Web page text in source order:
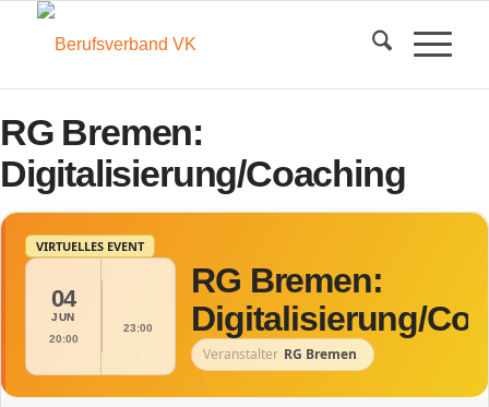
RG Bremen:
Digitalisierung/Coaching
VIRTUELLES EVENT
04
JUN
20:00
23:00
RG Bremen:
Digitalisierung/
Veranstalter RG Bremen